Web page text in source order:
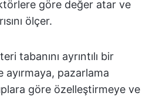
göre değer atar ve
ölçer.
tabanını ayrıntılı bir
ayırmaya, pazarlama
göre özelleştirmeye ve